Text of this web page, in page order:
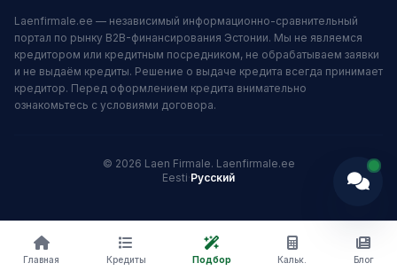
Laenfirmale.ee — независимый информационно-сравнительный
портал по рынку B2B-финансирования Эстонии. Мы не являемся
кредитором или кредитным посредником, не обрабатываем заявки
и не выдаём кредиты. Решение о выдаче кредита всегда принимает
кредитор. Перед оформлением кредита внимательно
ознакомьтесь с условиями договора.
© 2026 Laen Firmale. Laenfirmale.ee
Eesti·Русский
Главная Кредиты Подбор Кальк. Блог